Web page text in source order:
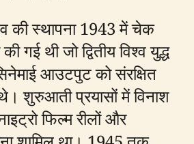
की स्थापना 1943 में चेक
की गई थी जो द्वितीय विश्व युद्ध
आउटपुट को संरक्षित
शुरुआती प्रयासों में विनाश
फिल्म रीलों और